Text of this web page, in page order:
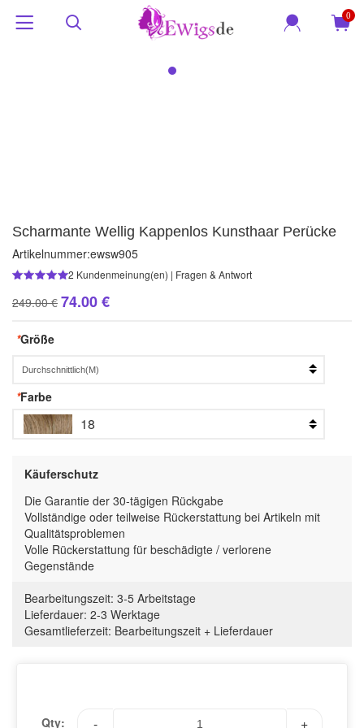
0
Scharmante Wellig Kappenlos Kunsthaar Perücke
Artikelnummer:ewsw905
2 Kundenmeinung(en) | Fragen & Antwort
249.00 € 74.00 €
*Größe
*Farbe
18
Käuferschutz
Die Garantie der 30-tägigen Rückgabe
Vollständige oder teilweise Rückerstattung bei Artikeln mit
Qualitätsproblemen
Volle Rückerstattung für beschädigte / verlorene
Gegenstände
Bearbeitungszeit: 3-5 Arbeitstage
Lieferdauer: 2-3 Werktage
Gesamtlieferzeit: Bearbeitungszeit + Lieferdauer
Qty: - +